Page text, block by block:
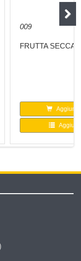
009
FRUTTA SECCA